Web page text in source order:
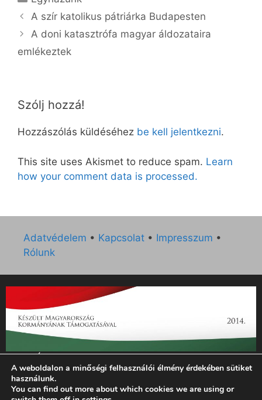
A szír katolikus pátriárka Budapesten
A doni katasztrófa magyar áldozataira
emlékeztek
Szólj hozzá!
Hozzászólás küldéséhez be kell jelentkezni.
This site uses Akismet to reduce spam. Learn
how your comment data is processed.
Adatvédelem • Kapcsolat • Impresszum •
Rólunk
„Az Új Ember katolikus hetilap 2014. évi működésének
támogatását az EGYH-KCP-14-P-0121 sz. támogatási
szerződés keretében 3 000 000 Ft összegben támogatta az
Emberi Erőforrások Minisztériuma.”
A weboldalon a minőségi felhasználói élmény érdekében sütiket
használunk.
You can find out more about which cookies we are using or